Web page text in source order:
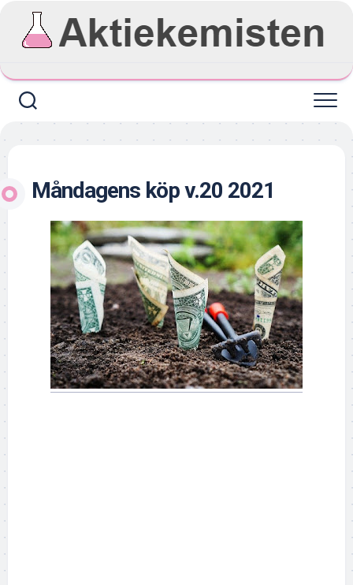
content
Måndagens köp v.20 2021